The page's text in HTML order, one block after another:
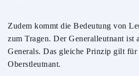
Zudem kommt die Bedeutung von
zum Tragen. Der Generalleutnant ist
Generals. Das gleiche Prinzip gilt für
Oberstleutnant.